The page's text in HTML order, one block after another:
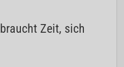
Zeit, sich